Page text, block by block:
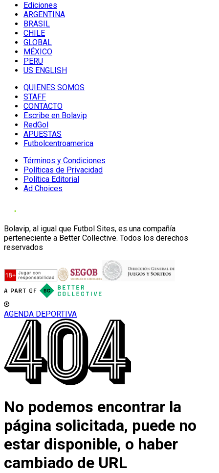
Ediciones
ARGENTINA
BRASIL
CHILE
GLOBAL
MÉXICO
PERU
US ENGLISH
QUIENES SOMOS
STAFF
CONTACTO
Escribe en Bolavip
RedGol
APUESTAS
Futbolcentroamerica
Términos y Condiciones
Políticas de Privacidad
Política Editorial
Ad Choices
Bolavip, al igual que Futbol Sites, es una compañía
perteneciente a Better Collective. Todos los derechos
reservados
AGENDA DEPORTIVA
No podemos encontrar la
página solicitada, puede no
estar disponible, o haber
cambiado de URL